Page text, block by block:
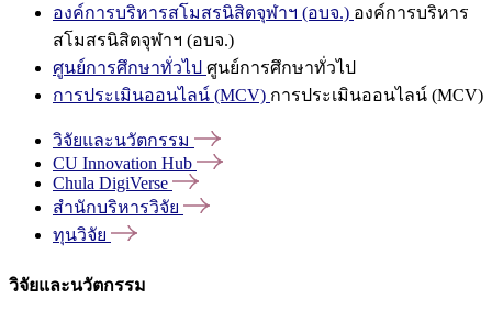
องค์การบริหารสโมสรนิสิตจุฬาฯ (อบจ.) องค์การบริหาร
สโมสรนิสิตจุฬาฯ (อบจ.)
ศูนย์การศึกษาทั่วไป ศูนย์การศึกษาทั่วไป
การประเมินออนไลน์ (MCV) การประเมินออนไลน์ (MCV)
วิจัยและนวัตกรรม
CU Innovation Hub
Chula DigiVerse
สำนักบริหารวิจัย
ทุนวิจัย
วิจัยและนวัตกรรม